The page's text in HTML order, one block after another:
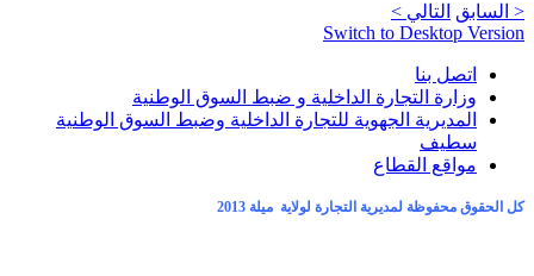
< السابق التالي >
Switch to Desktop Version
اتصل بنا
وزارة التجارة الداخلية و ضبط السوق الوطنية
المديرية الجهوية للتجارة الداخلية وضبط السوق الوطنية
سطيف
مواقع القطاع
كل الحقوق محفوظة لمديرية التجارة لولاية ميلة 2013